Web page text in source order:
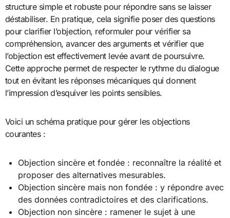
structure simple et robuste pour répondre sans se laisser
déstabiliser. En pratique, cela signifie poser des questions
pour clarifier l’objection, reformuler pour vérifier sa
compréhension, avancer des arguments et vérifier que
l’objection est effectivement levée avant de poursuivre.
Cette approche permet de respecter le rythme du dialogue
tout en évitant les réponses mécaniques qui donnent
l’impression d’esquiver les points sensibles.
Voici un schéma pratique pour gérer les objections
courantes :
Objection sincère et fondée : reconnaître la réalité et
proposer des alternatives mesurables.
Objection sincère mais non fondée : y répondre avec
des données contradictoires et des clarifications.
Objection non sincère : ramener le sujet à une